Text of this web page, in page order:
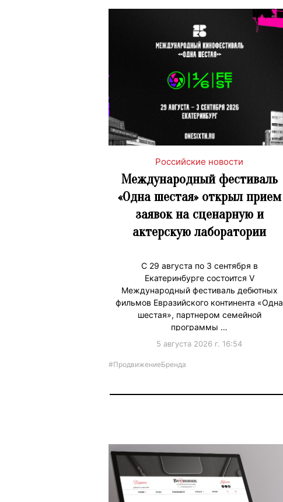
Российские новости
Международный фестиваль
«Одна шестая» открыл прием
заявок на сценарную и
актерскую лаборатории
С 29 августа по 3 сентября в
Екатеринбурге состоится V
Международный фестиваль дебютных
фильмов Евразийского континента «Одна
шестая», партнером семейной
программы …
5 августа 2026 г. 16:54
#ПродвижениеБренда